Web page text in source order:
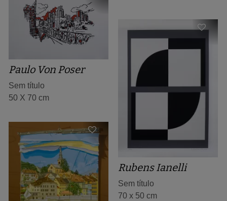
Paulo Von Poser
Sem título
50 X 70 cm
Rubens Ianelli
Sem título
70 x 50 cm